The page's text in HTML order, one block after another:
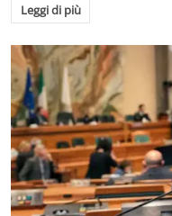
Leggi di più